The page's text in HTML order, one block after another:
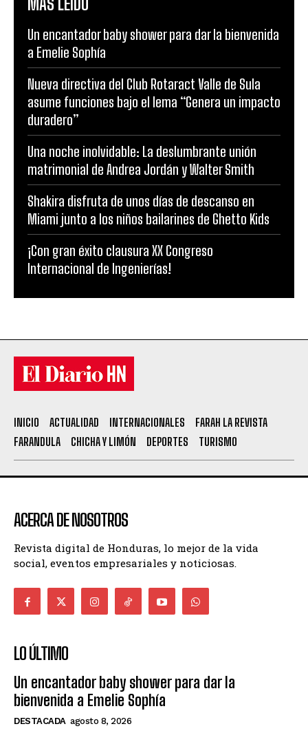
Un encantador baby shower para dar la bienvenida
a Emelie Sophía
Nueva directiva del Club Rotaract Valle de Sula
asume funciones bajo el lema “Genera un impacto
duradero”
Una noche inolvidable: La deslumbrante unión
matrimonial de Andrea Jordán y Walter Smith
Shakira disfruta de unos días de descanso en
Miami junto a los niños bailarines de Ghetto Kids
¡Con gran éxito clausura XX Congreso
Internacional de Ingenierías!
INICIO ACTUALIDAD INTERNACIONALES
FARAH LA REVISTA
FARANDULA
CHICHA Y LIMÓN DEPORTES TURISMO
ACERCA DE NOSOTROS
Revista digital de Honduras, lo mejor de la vida
social, eventos empresariales y noticiosas.
LO ÚLTIMO
Un encantador baby shower para dar la
bienvenida a Emelie Sophía
DESTACADA agosto 8, 2026